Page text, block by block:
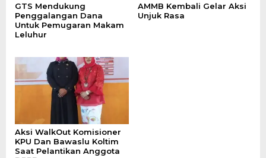
GTS Mendukung
Penggalangan Dana
Untuk Pemugaran Makam
Leluhur
AMMB Kembali Gelar Aksi
Unjuk Rasa
Aksi WalkOut Komisioner
KPU Dan Bawaslu Koltim
Saat Pelantikan Anggota